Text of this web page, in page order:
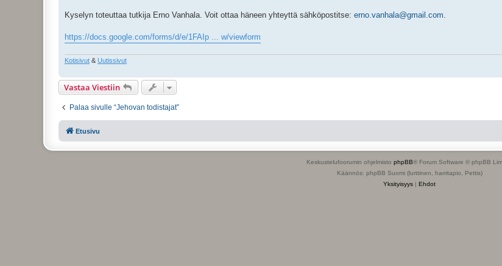
Kyselyn toteuttaa tutkija Erno Vanhala. Voit ottaa häneen yhteyttä sähköpostitse: erno.vanhala@gmail.com.
https://docs.google.com/forms/d/e/1FAIp ... w/viewform
Kotisivut & Uutissivut
Vastaa Viestiin
Palaa sivulle “Jehovan todistajat”
Etusivu
Keskustelufoorumin ohjelmisto phpBB® Forum Software © phpBB
Käännös: phpBB Suomi (lurttinen, harritapio, Pettis)
Yksityisyys | Ehdot